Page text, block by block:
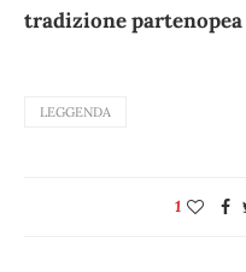
tradizione partenopea
LEGGENDA
1